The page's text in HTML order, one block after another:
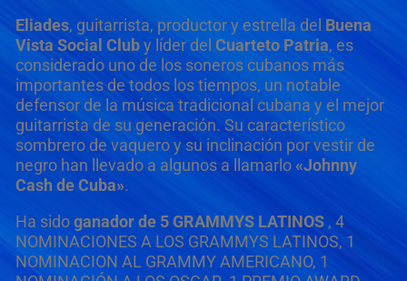
Eliades, guitarrista, productor y estrella del Buena
Vista Social Cluby líder del Cuarteto Patria, es
considerado uno de los soneros cubanos más
importantes de todos los tiempos, un notable
defensor de la música tradicional cubana y el mejor
guitarrista de su generación. Su característico
sombrero de vaquero y su inclinación por vestir de
negro han llevado a algunos a llamarlo«Johnny
Cash de Cuba».
Ha sidoganador de 5 GRAMMYS LATINOS, 4
NOMINACIONES A LOS GRAMMYS LATINOS, 1
NOMINACION AL GRAMMY AMERICANO, 1